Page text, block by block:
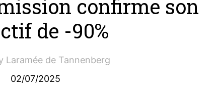
confirme son
de -90%
Laramée de Tannenberg
02/07/2025